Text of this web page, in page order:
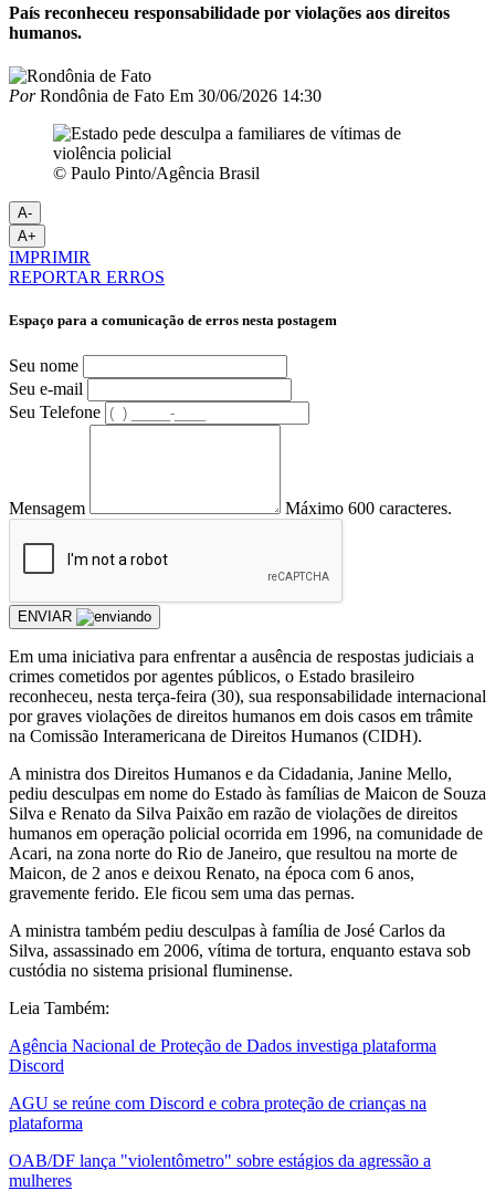
País reconheceu responsabilidade por violações aos direitos
humanos.
PorRondônia de Fato Em 30/06/2026 14:30
© Paulo Pinto/Agência Brasil
A-
A+
IMPRIMIR
REPORTAR ERROS
Espaço para a comunicação de erros nesta postagem
Seu nome
Seu e-mail
Seu Telefone
Mensagem Máximo 600 caracteres.
ENVIAR
Em uma iniciativa para enfrentar a ausência de respostas judiciais a
crimes cometidos por agentes públicos, o Estado brasileiro
reconheceu, nesta terça-feira (30), sua responsabilidade internacional
por graves violações de direitos humanos em dois casos em trâmite
na Comissão Interamericana de Direitos Humanos (CIDH).
A ministra dos Direitos Humanos e da Cidadania, Janine Mello,
pediu desculpas em nome do Estado às famílias de Maicon de Souza
Silva e Renato da Silva Paixão em razão de violações de direitos
humanos em operação policial ocorrida em 1996, na comunidade de
Acari, na zona norte do Rio de Janeiro, que resultou na morte de
Maicon, de 2 anos e deixou Renato, na época com 6 anos,
gravemente ferido. Ele ficou sem uma das pernas.
A ministra também pediu desculpas à família de José Carlos da
Silva, assassinado em 2006, vítima de tortura, enquanto estava sob
custódia no sistema prisional fluminense.
Leia Também:
Agência Nacional de Proteção de Dados investiga plataforma
Discord
AGU se reúne com Discord e cobra proteção de crianças na
plataforma
OAB/DF lança "violentômetro" sobre estágios da agressão a
mulheres